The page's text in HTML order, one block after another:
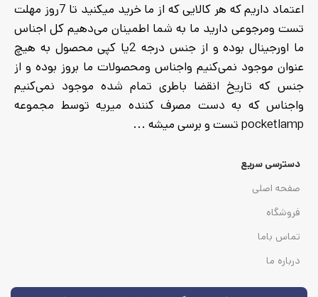
اعتماد داریم که هر کالایی که از ما خرید میکنید تا 7روز مهلت
تست ومرجوعی دارید ما به شما اطمینان می‌دهیم کل اجناس
ما اورجینال بوده و از جنس درجه 2یا کپی محصول به هیچ
عنوان موجود نمی‌کنیم واجناس ومحصولات ما بروز بوده و از
جنس که تاریخ انقضا باطری تمام شده موجود نمی‌کنیم
واجناس که به دست مصرف کننده میریه توسط مجموعه
pocketlamp تست و برسی میشه ...
دسترسی سریع
صفحه اصلی
فروشگاه
تماس باما
درباره ما